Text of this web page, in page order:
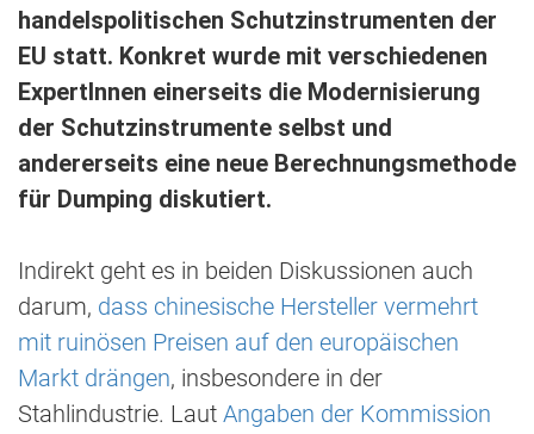
handelspolitischen Schutzinstrumenten der
EU statt. Konkret wurde mit verschiedenen
ExpertInnen einerseits die Modernisierung
der Schutzinstrumente selbst und
andererseits eine neue Berechnungsmethode
für Dumping diskutiert.
Indirekt geht es in beiden Diskussionen auch
darum, dass chinesische Hersteller vermehrt
mit ruinösen Preisen auf den europäischen
Markt drängen, insbesondere in der
Stahlindustrie. Laut Angaben der Kommission